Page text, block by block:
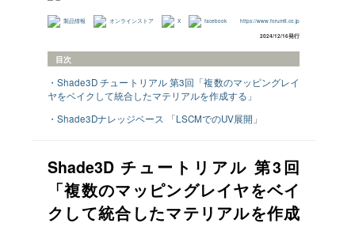
製品情報 オンラインストア X facebook https://www.forum8.co.jp
2024/12/16発行
目次
・Shade3D チュートリアル 第3回「複数のマッピングレイ
ヤをベイクして統合したマテリアルを作成する」
・Shade3Dナレッジベース 「LSCMでのUV展開」
Shade3D チュートリアル 第3回
「複数のマッピングレイヤをベイ
クして統合したマテリアルを作成